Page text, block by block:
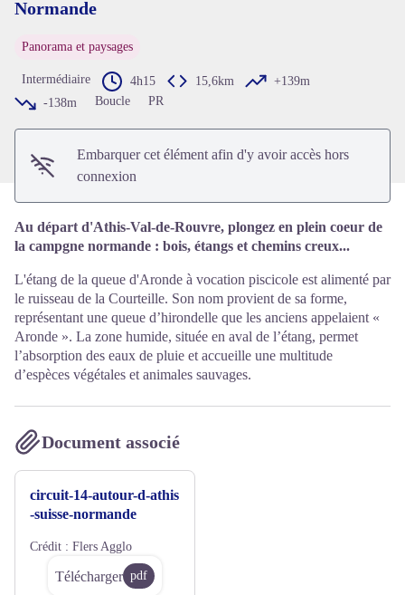
Normande
Panorama et paysages
Intermédiaire 4h15 15,6km
+139m
-138m
Boucle PR
Embarquer cet élément afin d'y avoir accès hors
connexion
Au départ d'Athis-Val-de-Rouvre, plongez en plein coeur de
la campgne normande : bois, étangs et chemins creux...
L'étang de la queue d'Aronde à vocation piscicole est alimenté par
le ruisseau de la Courteille. Son nom provient de sa forme,
représentant une queue d’hirondelle que les anciens appelaient «
Aronde ». La zone humide, située en aval de l’étang, permet
l’absorption des eaux de pluie et accueille une multitude
d’espèces végétales et animales sauvages.
Document associé
circuit-14-autour-d-athis
-suisse-normande
Crédit : Flers Agglo
Télécharger pdf